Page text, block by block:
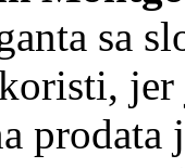
sa
prodata